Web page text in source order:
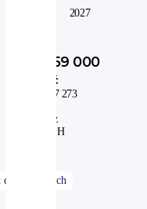
2027
759 000
Kč
627 273
bez
DPH